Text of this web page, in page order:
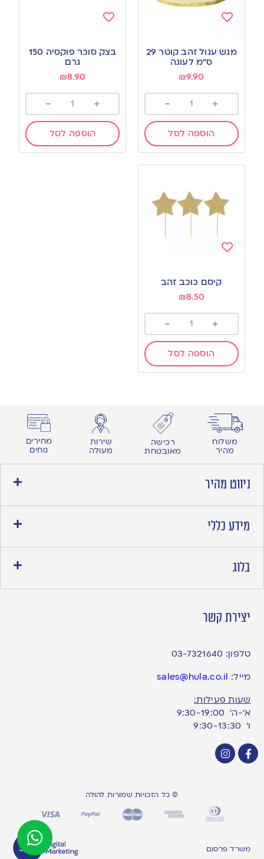
to
wishlist
מגש עגול זהב קוטר 29
ס”מ לעוגה
₪9.90
+
-
הוספה לסל
to
wishlist
בצק סוכר פוקסיה 150
גרם
₪8.90
+
-
הוספה לסל
wishlist
קיסם כוכב זהב
₪8.50
+
-
הוספה לסל
משלוח
מהיר
רכישה
מאובטחת
שירות
מעולה
מחירים
נוחים
ניווט מהיר
מידע כללי
בלוג
יצירת קשר
טלפון: 03-7321640
מייל: sales@hula.co.il
שעות פעילות:
א’-ה’ 9:30-19:00
ו׳ 9:30-13:30
© כל הזכויות שמורות להולה
משרד פרסום